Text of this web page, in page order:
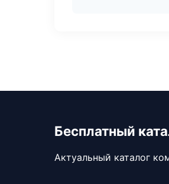
Бесплатный
Актуальный каталог